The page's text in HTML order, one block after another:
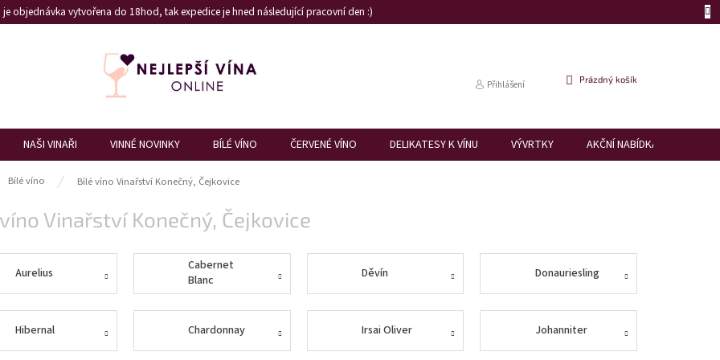
objednávka vytvořena do 18hod, tak expedice je hned následující pracovní den :)
Přihlášení
NÁKUPNÍ
Prázdný košík
NAŠI VINAŘI VINNÉ NOVINKY BÍLÉ VÍNO ČERVENÉ VÍNO DELIKATESY K VÍNU VÝVRTKY AKČNÍ NABÍDKA
Bílé víno Bílé víno Vinařství Konečný, Čejkovice
Vinařství Konečný, Čejkovice
Aurelius
Cabernet
Blanc
Děvín Donauriesling
Hibernal Chardonnay Irsai Oliver Johanniter